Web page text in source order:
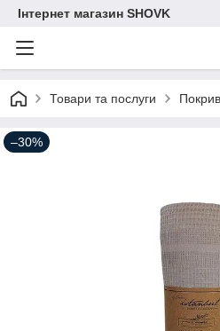
Інтернет магазин SHOVK
Товари та послуги
–30%